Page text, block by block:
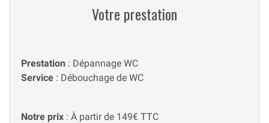
Votre prestation
Prestation : Dépannage WC
Service : Débouchage de WC
Notre prix : À partir de 149€ TTC